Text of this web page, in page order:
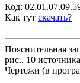
Код:
Как тут скачать?
Пояснительная
рис., 10 источника
Чертежи (в